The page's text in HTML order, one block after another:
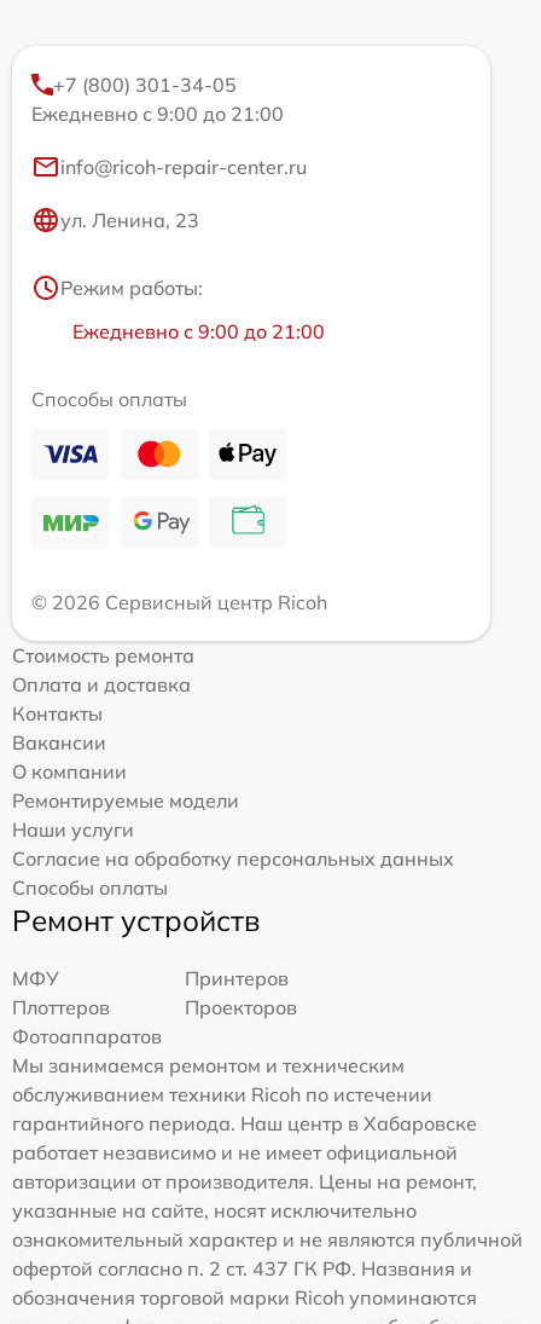
+7 (800) 301-34-05
Ежедневно с 9:00 до 21:00
info@ricoh-repair-center.ru
ул. Ленина, 23
Режим работы:
Ежедневно с 9:00 до 21:00
Способы оплаты
© 2026 Сервисный центр Ricoh
Стоимость ремонта
Оплата и доставка
Контакты
Вакансии
О компании
Ремонтируемые модели
Наши услуги
Согласие на обработку персональных данных
Способы оплаты
Ремонт устройств
МФУ
Принтеров
Плоттеров
Проекторов
Фотоаппаратов
Мы занимаемся ремонтом и техническим
обслуживанием техники Ricoh по истечении
гарантийного периода. Наш центр в Хабаровске
работает независимо и не имеет официальной
авторизации от производителя. Цены на ремонт,
указанные на сайте, носят исключительно
ознакомительный характер и не являются публичной
офертой согласно п. 2 ст. 437 ГК РФ. Названия и
обозначения торговой марки Ricoh упоминаются